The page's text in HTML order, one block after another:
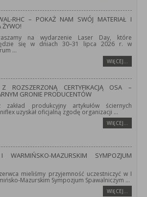
RHC – POKAŻ NAM SWÓJ MATERIAŁ I
ŻYWO!
na wydarzenie Laser Day, które
się w dniach 30–31 lipca 2026 r. w
...
WIĘCEJ…
ROZSZERZONĄ CERTYFIKACJĄ OSA –
GRONIE PRODUCENTÓW
zakład produkcyjny artykułów ściernych
uzyskał oficjalną zgodę organizacji ...
WIĘCEJ…
MAZURSKIM SYMPOZJUM
mieliśmy przyjemność uczestniczyć w I
Mazurskim Sympozjum Spawalniczym ...
WIĘCEJ…